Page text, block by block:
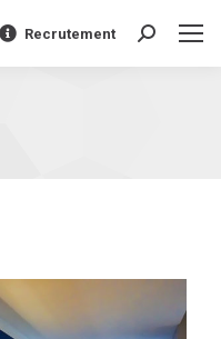
Recrutement
Recherche
: